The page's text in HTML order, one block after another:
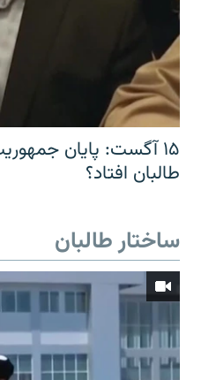
۱۵ آگست: پایان
طالبان افتاد؟
ساختار طالبان